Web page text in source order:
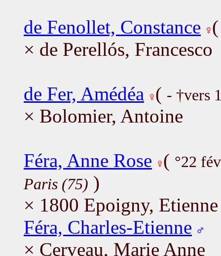
de Fenollet, Constance
× de Perellós, Francesco
de Fer, Amédéa ( - †vers
× Bolomier, Antoine
Féra, Anne Rose ( °22
Paris (75) )
× 1800 Epoigny, Etienne
Féra, Charles-Etienne
× Cerveau, Marie Anne